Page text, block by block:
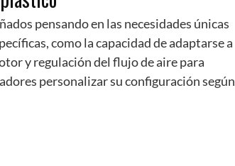
pensando en las necesidades únicas
como la capacidad de adaptarse a
y regulación del flujo de aire para
personalizar su configuración según